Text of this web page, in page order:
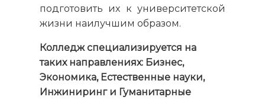
подготовить их к университетской
жизни наилучшим образом.
Колледж специализируется на
таких направлениях: Бизнес,
Экономика, Естественные науки,
Инжиниринг и Гуманитарные